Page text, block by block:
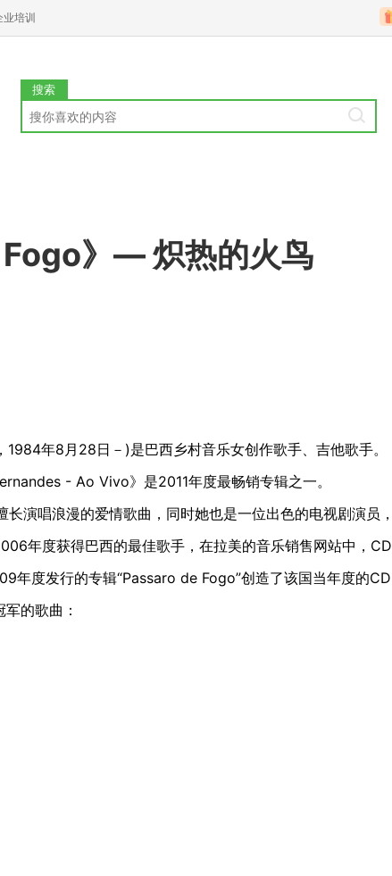
业培训
搜索
》— 炽热的火鸟
年8月28日－)是巴西乡村音乐女创作歌手、吉他歌手。
- Ao Vivo》是2011年度最畅销专辑之一。
唱浪漫的爱情歌曲，同时她也是一位出色的电视剧演员，
年度获得巴西的最佳歌手，在拉美的音乐销售网站中，CD
年度发行的专辑“Passaro de Fogo”创造了该国当年度的CD
的歌曲：